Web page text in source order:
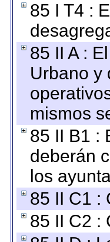
85 I T4 :
85 II A :
Urbano y
mismos
85 II B1 :
deberán
los
85 II C1 :
85 II C2 :